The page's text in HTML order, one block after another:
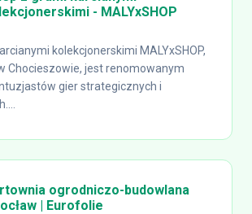
- MALYxSHOP
kolekcjonerskimi MALYxSHOP,
Chocieszowie, jest renomowanym
gier strategicznych i
ogrodniczo-budowlana
| Eurofolie